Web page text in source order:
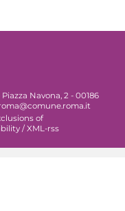
Navona, 2 - 00186
of
/ XML-rss